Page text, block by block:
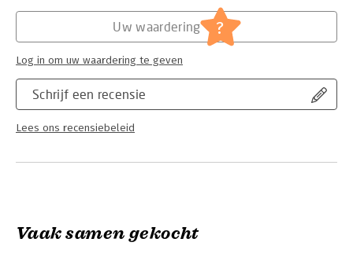
Schrijf een recensie
Lees ons recensiebeleid
Uw waardering ?
Log in om uw waardering te geven
Vaak samen gekocht